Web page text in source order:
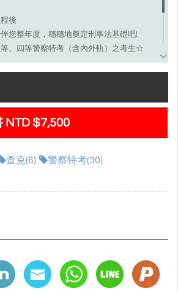
後
您整年度，穩穩地奠定刑事法基礎吧!
、四等警察特考（含內外軌）之考生☆
絡專員！
6766
NTD $7,500
查克(6)
警察特考(30)